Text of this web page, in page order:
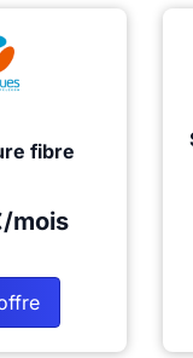
fibre
mois